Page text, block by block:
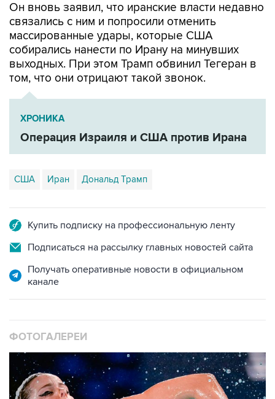
Он вновь заявил, что иранские власти недавно
связались с ним и попросили отменить
массированные удары, которые США
собирались нанести по Ирану на минувших
выходных. При этом Трамп обвинил Тегеран в
том, что они отрицают такой звонок.
ХРОНИКА
Операция Израиля и США против Ирана
США Иран Дональд Трамп
Купить подписку на профессиональную ленту
Подписаться на рассылку главных новостей сайта
Получать оперативные новости в официальном
канале
ФОТОГАЛЕРЕИ